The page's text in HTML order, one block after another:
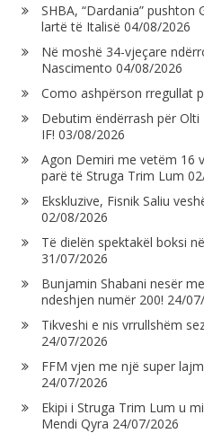
SHBA, “Dardania”
lartë të Italisë 04/08/2026
Në moshë 34-vjeçare
Nascimento 04/08/2026
Como ashpërson rregullat
Debutim ëndërrash për
IF! 03/08/2026
Agon Demiri me vetëm 16
parë të Struga Trim Lum
Ekskluzive, Fisnik Saliu
02/08/2026
Të dielën spektakël boksi
31/07/2026
Bunjamin Shabani nesër
ndeshjen numër 200! 24/
Tikveshi e nis vrrullshëm
24/07/2026
FFM vjen me një super
24/07/2026
Ekipi i Struga Trim Lum u
Mendi Qyra 24/07/2026